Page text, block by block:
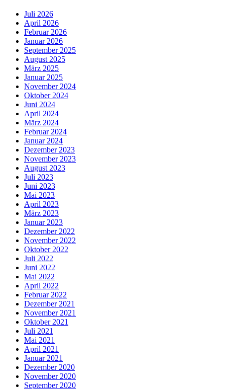
Juli 2026
April 2026
Februar 2026
Januar 2026
September 2025
August 2025
März 2025
Januar 2025
November 2024
Oktober 2024
Juni 2024
April 2024
März 2024
Februar 2024
Januar 2024
Dezember 2023
November 2023
August 2023
Juli 2023
Juni 2023
Mai 2023
April 2023
März 2023
Januar 2023
Dezember 2022
November 2022
Oktober 2022
Juli 2022
Juni 2022
Mai 2022
April 2022
Februar 2022
Dezember 2021
November 2021
Oktober 2021
Juli 2021
Mai 2021
April 2021
Januar 2021
Dezember 2020
November 2020
September 2020